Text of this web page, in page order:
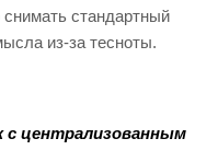
снимать стандартный
из-за тесноты.
с централизованным